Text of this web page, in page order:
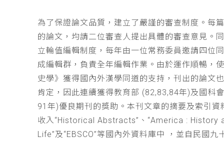
為了保證論文品質，建立了嚴謹的審查制度。每
的論文，均請二位審查人提出具體的審查意見。
立輪值編輯制度，每年由一位常務委員邀請四位
成編輯群，負責全年編輯作業。由於運作順暢，
史學》獲得國內外漢學同道的支持，刊出的論文
肯定，因此連續獲得教育部 (82,83,84年)及國科
91年)優良期刊的獎助。本刊文章的摘要及索引資
收入“Historical Abstracts”、“America : History
Life”及“EBSCO”等國內外資料庫中 ，並自民國九